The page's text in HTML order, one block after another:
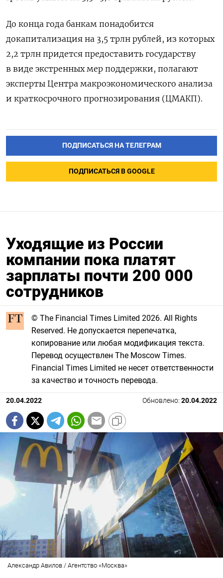
До конца года банкам понадобится
докапитализация на 3,5 трлн рублей, из которых
2,2 трлн придется предоставить государству
в виде экстренных мер поддержки, полагают
эксперты Центра макроэкономического анализа
и краткосрочного прогнозирования (ЦМАКП).
ПОДПИСАТЬСЯ НА ТЕЛЕГРАМ
ПОДПИСАТЬСЯ В GOOGLE
Уходящие из России
компании пока платят
зарплаты почти 200 000
сотрудников
© The Financial Times Limited 2026. All Rights
Reserved. Не допускается перепечатка,
копирование или любая модификация текста.
Перевод осуществлен The Moscow Times.
Financial Times Limited не несет ответственности
за качество и точность перевода.
20.04.2022 Обновлено: 20.04.2022
Александр Авилов / Агентство «Москва»